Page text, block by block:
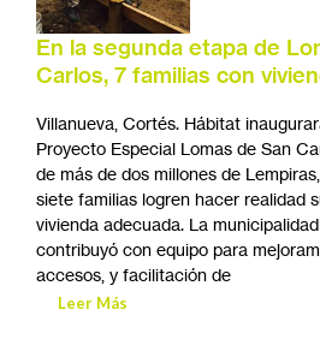
En la segunda etapa de
Carlos, 7 familias con
Villanueva, Cortés. Hábitat
Proyecto Especial Lomas de San
de más de dos millones de
siete familias logren hacer realidad
vivienda adecuada. La
contribuyó con equipo para
accesos, y facilitación de
Leer Más